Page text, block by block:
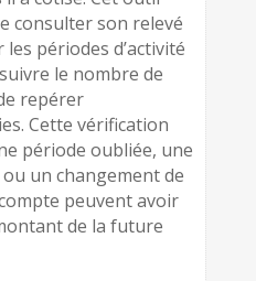
consulter son relevé
périodes d’activité
le nombre de
repérer
Cette vérification
période oubliée, une
un changement de
peuvent avoir
de la future